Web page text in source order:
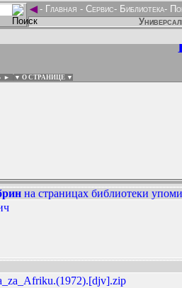
◄- Главная - Сервис- Библиотека-
► ▼ О СТРАНИЦЕ ▼
на страницах библиотеки